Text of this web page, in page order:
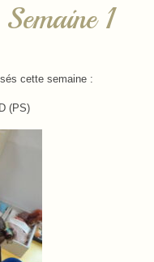
1
cette semaine :
(PS)